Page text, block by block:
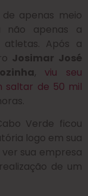
apenas meio
não apenas a
Após a
Josimar José
,viu seu
saltar de 50 mil
Verde ficou
logo em sua
sua empresa
de um